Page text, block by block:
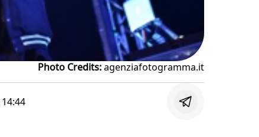
Photo Credits:agenziafotogramma.it
14:44